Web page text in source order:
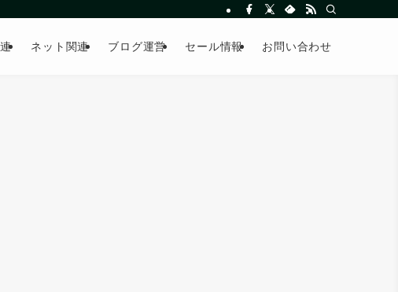
ネット関連 ブログ運営 セール情報 お問い合わせ